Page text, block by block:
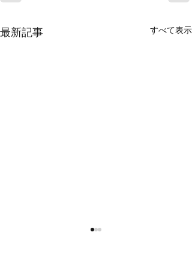
最新記事 すべて表示